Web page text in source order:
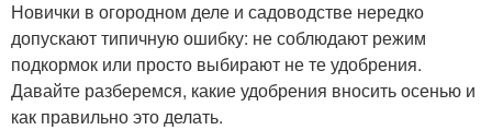
Новички в огородном деле и садоводстве нередко
допускают типичную ошибку: не соблюдают режим
подкормок или просто выбирают не те удобрения.
Давайте разберемся, какие удобрения вносить осенью и
как правильно это делать.